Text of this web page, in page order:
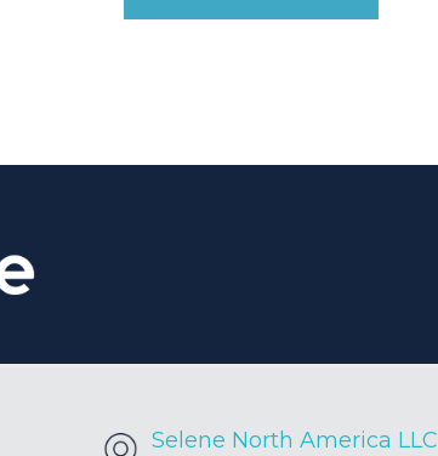
Selene North America LLC